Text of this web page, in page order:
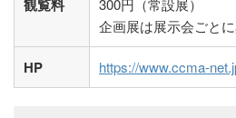
観覧料
企画展は展示会ごと
HP https://www.ccma-